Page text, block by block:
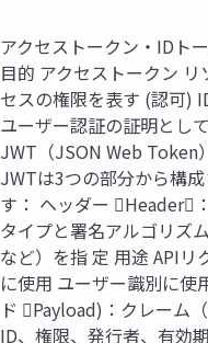
アクセストークン・IDト
目的 アクセストークン リ
セスの権限を表す (認可)
ユーザー認証の証明とし
JWT（JSON Web Token
JWTは3つの部分から構
す： ヘッダー Header
タイプと署名アルゴリズ
など）を指 定 用途 APIリ
に使用 ユーザー識別に使
ド Payload)：クレーム
ID、権限、発行者、有効